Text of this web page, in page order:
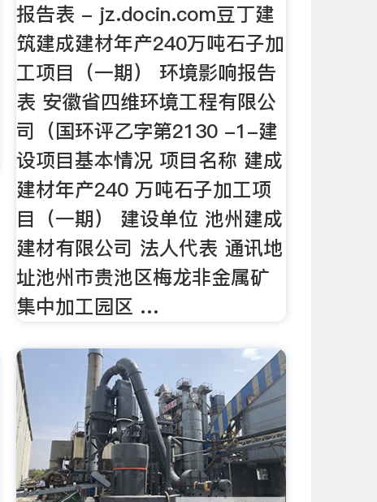
报告表 - jz.docin.com豆丁建
筑建成建材年产240万吨石子加
工项目（一期） 环境影响报告
表 安徽省四维环境工程有限公
司（国环评乙字第2130 -1-建
设项目基本情况 项目名称 建成
建材年产240 万吨石子加工项
目（一期） 建设单位 池州建成
建材有限公司 法人代表 通讯地
址池州市贵池区梅龙非金属矿
集中加工园区 …